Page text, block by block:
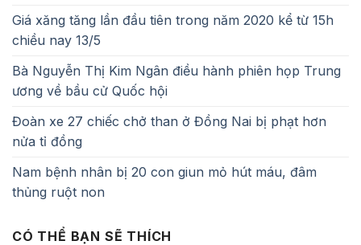
Giá xăng tăng lần đầu tiên trong năm 2020 kể từ 15h
chiều nay 13/5
Bà Nguyễn Thị Kim Ngân điều hành phiên họp Trung
ương về bầu cử Quốc hội
Đoàn xe 27 chiếc chở than ở Đồng Nai bị phạt hơn
nửa tỉ đồng
Nam bệnh nhân bị 20 con giun mỏ hút máu, đâm
thủng ruột non
CÓ THỂ BẠN SẼ THÍCH